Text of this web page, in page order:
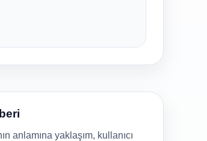
anlamına yaklaşım, kullanıcı